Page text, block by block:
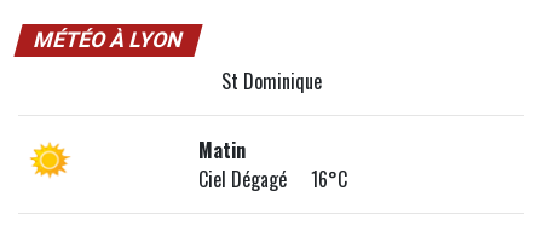
MÉTÉO À LYON
St Dominique
Matin
Ciel Dégagé 16°C